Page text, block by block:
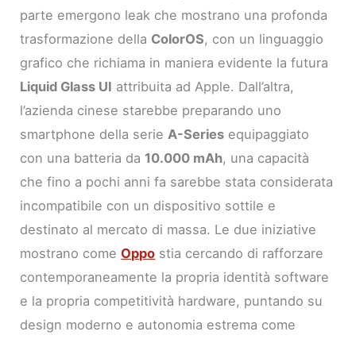
parte emergono leak che mostrano una profonda
trasformazione della ColorOS, con un linguaggio
grafico che richiama in maniera evidente la futura
Liquid Glass UI attribuita ad Apple. Dall’altra,
l’azienda cinese starebbe preparando uno
smartphone della serie A-Series equipaggiato
con una batteria da 10.000 mAh, una capacità
che fino a pochi anni fa sarebbe stata considerata
incompatibile con un dispositivo sottile e
destinato al mercato di massa. Le due iniziative
mostrano comeOppo stia cercando di rafforzare
contemporaneamente la propria identità software
e la propria competitività hardware, puntando su
design moderno e autonomia estrema come